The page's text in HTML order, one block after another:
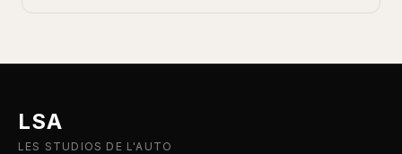
LSA
LES STUDIOS DE L'AUTO